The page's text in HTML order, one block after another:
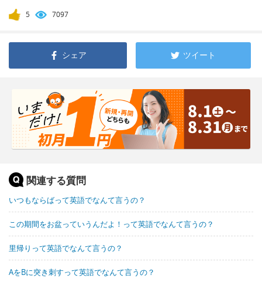
5 7097
シェア ツイート
関連する質問
いつもならばって英語でなんて言うの？
この期間をお盆っていうんだよ！って英語でなんて言うの？
里帰りって英語でなんて言うの？
AをBに突き刺すって英語でなんて言うの？